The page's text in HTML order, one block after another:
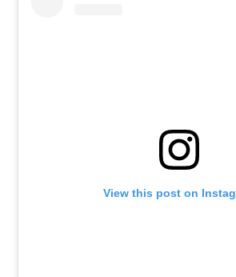
View this post on